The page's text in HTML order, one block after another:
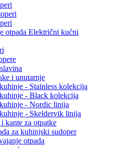
otpada Električni kućni
i unutarnje
- Stainless kolekcija
- Black kolekcija
- Nordic linija
- Skeldervik linija
kante za otpatke
za kuhinjski sudoper
otpada